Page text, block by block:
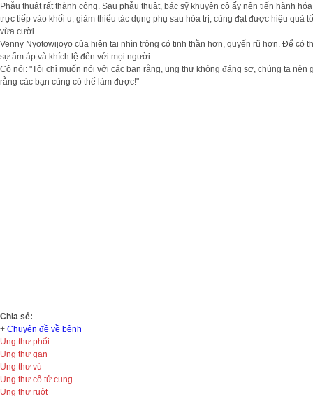
Phẫu thuật rất thành công. Sau phẫu thuật, bác sỹ khuyên cô ấy nên tiến hành
trực tiếp vào khối u, giảm thiểu tác dụng phụ sau hóa trị, cũng đạt được hiệu
vừa cười.
Venny Nyotowijoyo của hiện tại nhìn trông có tinh thần hơn, quyến rũ hơn. Để có
sự ấm áp và khích lệ đến với mọi người.
Cô nói: "Tôi chỉ muốn nói với các bạn rằng, ung thư không đáng sợ, chúng ta
rằng các bạn cũng có thể làm được!"
Chia sẻ:
+ Chuyên đề về bệnh
Ung thư phổi
Ung thư gan
Ung thư vú
Ung thư cổ tử cung
Ung thư ruột